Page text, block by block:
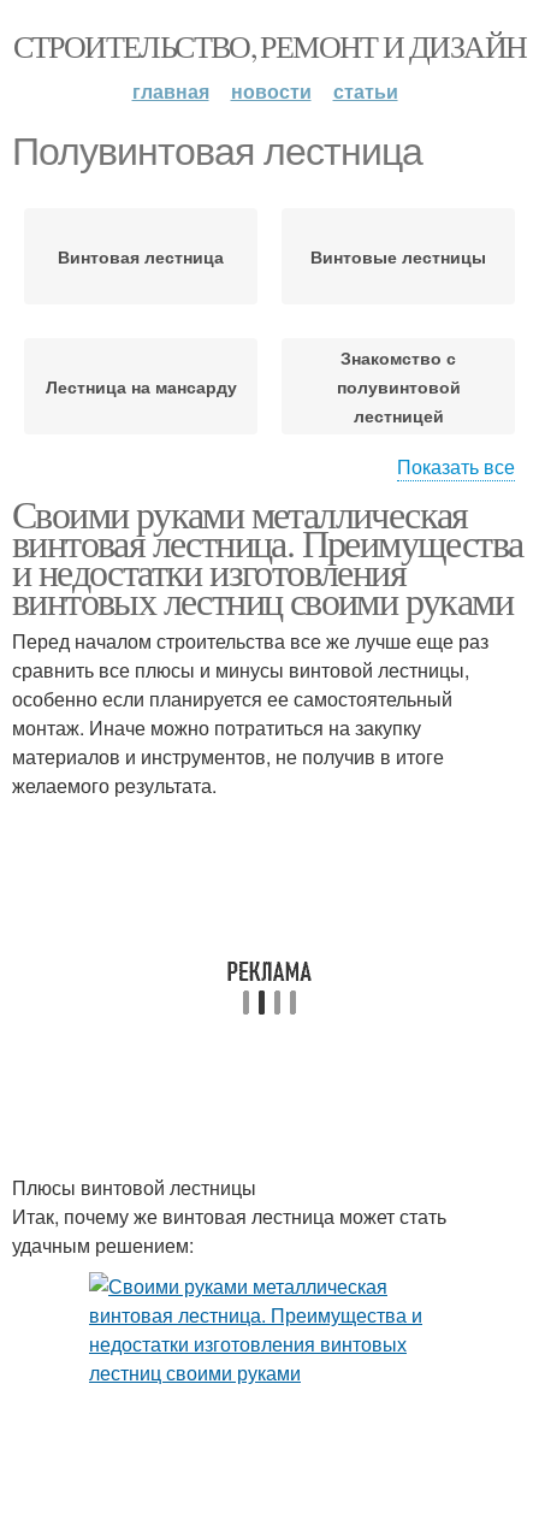
СТРОИТЕЛЬСТВО, РЕМОНТ И ДИЗАЙН
главная новости статьи
Полувинтовая лестница
Винтовая лестница Винтовые лестницы
Лестница на мансарду
Знакомство с
полувинтовой
лестницей
Лестница на чердак Чердачная лестница
Показать все
Своими руками металлическая
винтовая лестница. Преимущества
и недостатки изготовления
винтовых лестниц своими руками
Перед началом строительства все же лучше еще раз
сравнить все плюсы и минусы винтовой лестницы,
особенно если планируется ее самостоятельный
монтаж. Иначе можно потратиться на закупку
материалов и инструментов, не получив в итоге
желаемого результата.
Плюсы винтовой лестницы
Итак, почему же винтовая лестница может стать
удачным решением: